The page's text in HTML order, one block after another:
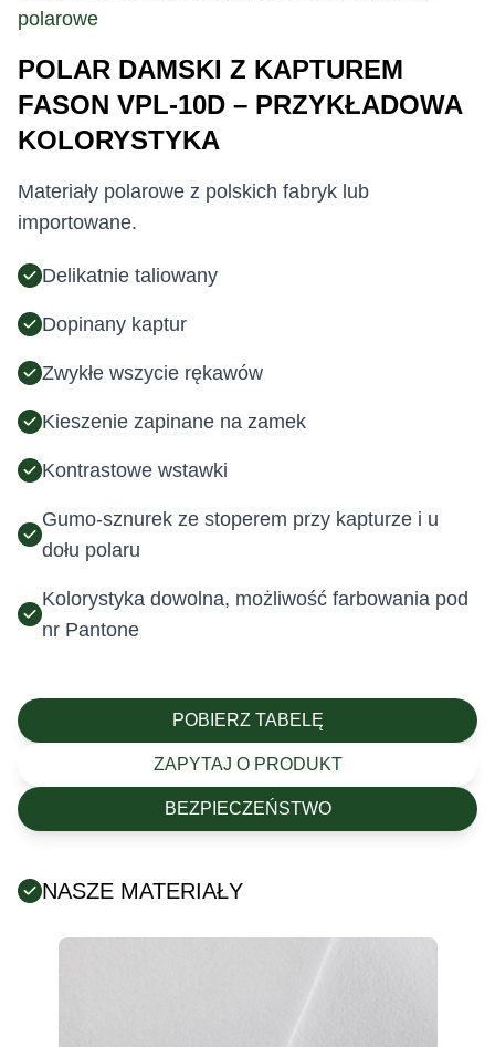
polarowe
POLAR DAMSKI Z KAPTUREM
FASON VPL-10D – PRZYKŁADOWA
KOLORYSTYKA
Materiały polarowe z polskich fabryk lub
importowane.
Delikatnie taliowany
Dopinany kaptur
Zwykłe wszycie rękawów
Kieszenie zapinane na zamek
Kontrastowe wstawki
Gumo-sznurek ze stoperem przy kapturze i u
dołu polaru
Kolorystyka dowolna, możliwość farbowania pod
nr Pantone
POBIERZ TABELĘ
ZAPYTAJ O PRODUKT
BEZPIECZEŃSTWO
szkodliwych substancji chemicznych).
NASZE MATERIAŁY